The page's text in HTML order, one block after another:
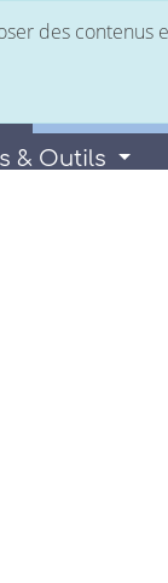
des contenus
Espace Client
& Outils